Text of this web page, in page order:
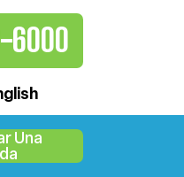
6000
Una